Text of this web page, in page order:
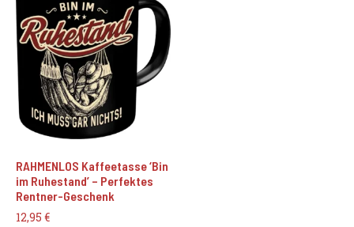
RAHMENLOS Kaffeetasse ‘Bin
im Ruhestand’ – Perfektes
Rentner-Geschenk
12,95 €